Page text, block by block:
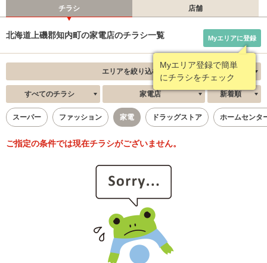
チラシ 店舗
北海道上磯郡知内町の家電店のチラシ一覧
Myエリア登録で簡単
にチラシをチェック
Myエリアに登録
エリアを絞り込む
すべてのチラシ 家電店 新着順
スーパー ファッション 家電 ドラッグストア ホームセンタ
ご指定の条件では現在チラシがございません。